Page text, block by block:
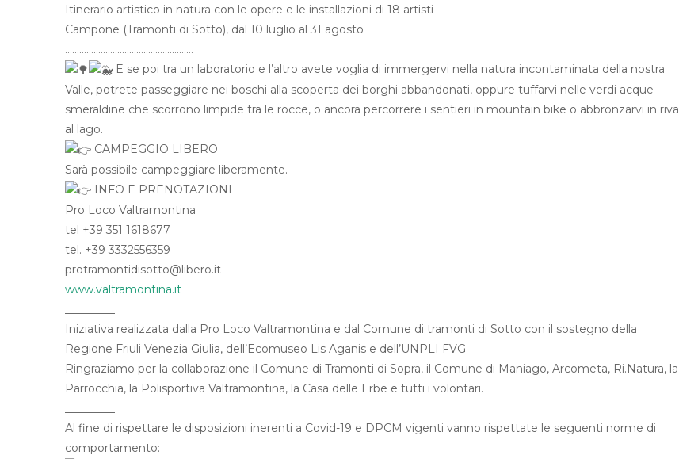
Itinerario artistico in natura con le opere e le installazioni di 18 artisti
Campone (Tramonti di Sotto), dal 10 luglio al 31 agosto
………………………………………………
E se poi tra un laboratorio e l’altro avete voglia di immergervi nella natura incontaminata della nostra
Valle, potrete passeggiare nei boschi alla scoperta dei borghi abbandonati, oppure tuffarvi nelle verdi acque
smeraldine che scorrono limpide tra le rocce, o ancora percorrere i sentieri in mountain bike o abbronzarvi in riva
al lago.
CAMPEGGIO LIBERO
Sarà possibile campeggiare liberamente.
INFO E PRENOTAZIONI
Pro Loco Valtramontina
tel +39 351 1618677
tel. +39 3332556359
protramontidisotto@libero.it
www.valtramontina.it
Iniziativa realizzata dalla Pro Loco Valtramontina e dal Comune di tramonti di Sotto con il sostegno della
Regione Friuli Venezia Giulia, dell’Ecomuseo Lis Aganis e dell’UNPLI FVG
Ringraziamo per la collaborazione il Comune di Tramonti di Sopra, il Comune di Maniago, Arcometa, Ri.Natura, la
Parrocchia, la Polisportiva Valtramontina, la Casa delle Erbe e tutti i volontari.
Al fine di rispettare le disposizioni inerenti a Covid-19 e DPCM vigenti vanno rispettate le seguenti norme di
comportamento: